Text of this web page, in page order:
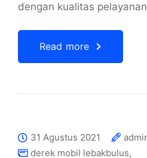
dengan kualitas
Read more
31 Agustus 2021
derek mobil lebakbulus,